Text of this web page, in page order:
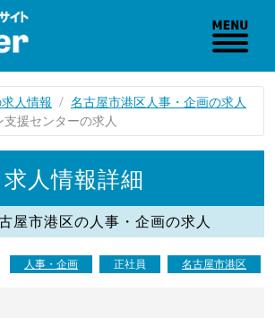
人情報
名古屋市港区人事・企画の求人
支援センターの求人
求人情報詳細
屋市港区の人事・企画の求人
人事・企画 正社員 名古屋市港区